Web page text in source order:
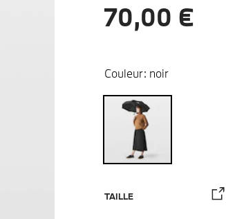
70,00 €
Couleur: noir
TAILLE